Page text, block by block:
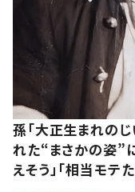
孫「大正生まれの
れた“まさかの姿”に
えそう」「相当モテた